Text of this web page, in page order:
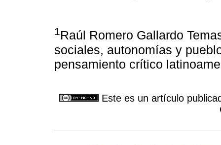
1Raúl Romero Gallardo
sociales, autonomías y
pensamiento crítico
Este es un artículo